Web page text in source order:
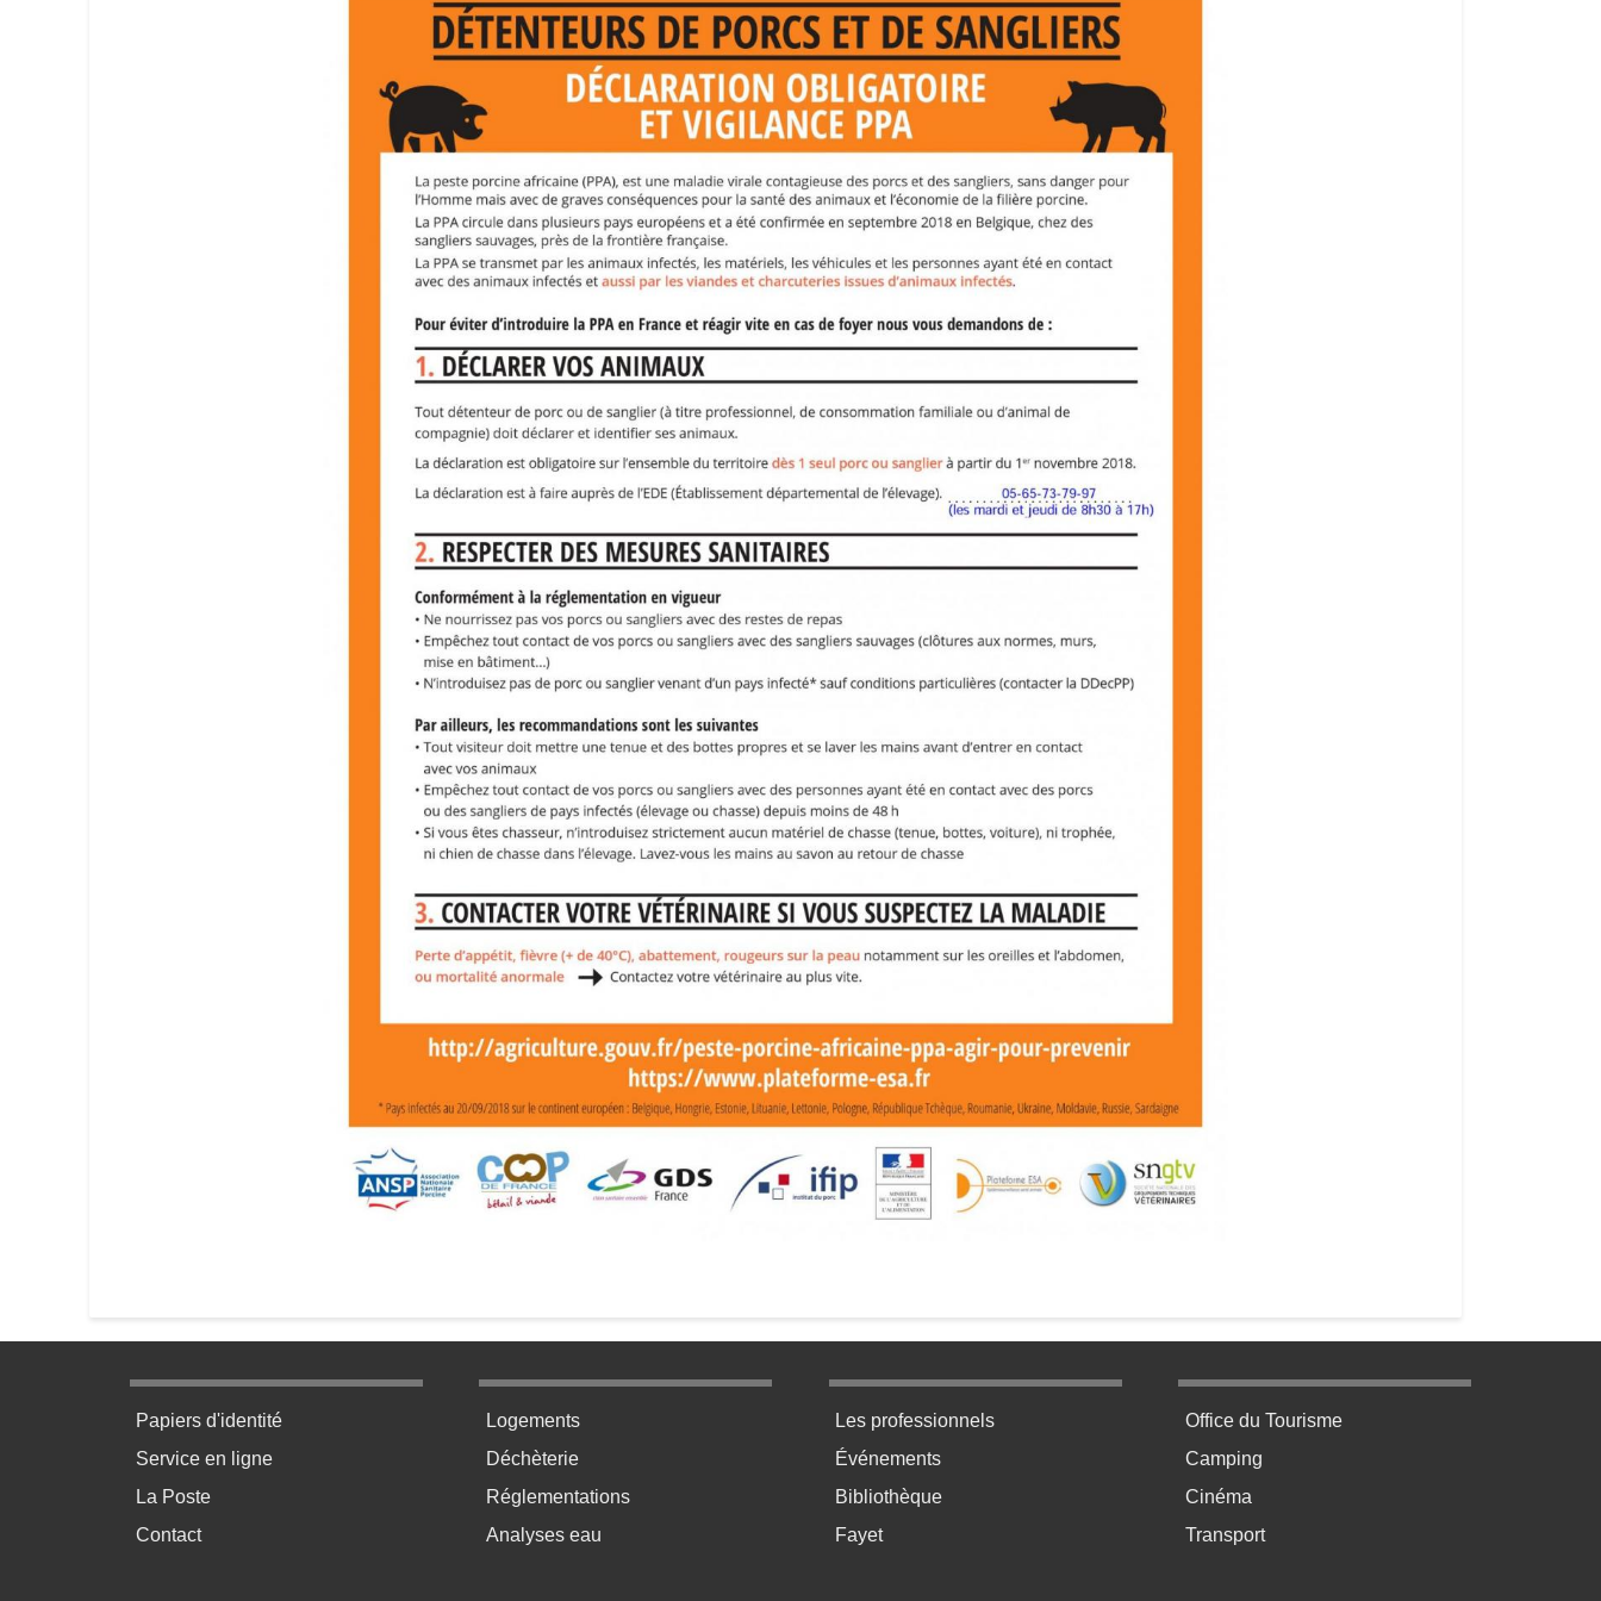
Menu pratique bas de page 1
Papiers d'identité
Service en ligne
La Poste
Contact
Menu pratique bas de page 2
Logements
Déchèterie
Réglementations
Analyses eau
Menu pratique bas de page 3
Les professionnels
Événements
Bibliothèque
Fayet
Menu pratique bas de page 4
Office du Tourisme
Camping
Cinéma
Transport